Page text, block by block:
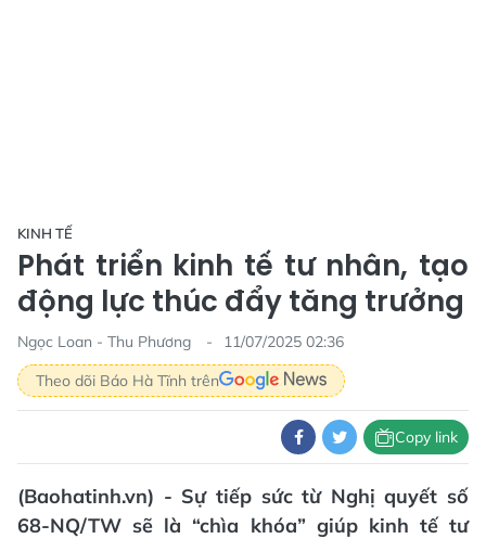
KINH TẾ
Phát triển kinh tế tư nhân, tạo
động lực thúc đẩy tăng trưởng
Ngọc Loan - Thu Phương
11/07/2025 02:36
Theo dõi Báo Hà Tĩnh trên
Copy link
(Baohatinh.vn) - Sự tiếp sức từ Nghị quyết số
68-NQ/TW sẽ là “chìa khóa” giúp kinh tế tư